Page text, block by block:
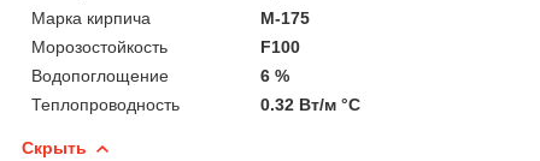
Марка кирпича
М-175
Морозостойкость
F100
Водопоглощение
6 %
Теплопроводность
0.32 Вт/м °С
Скрыть